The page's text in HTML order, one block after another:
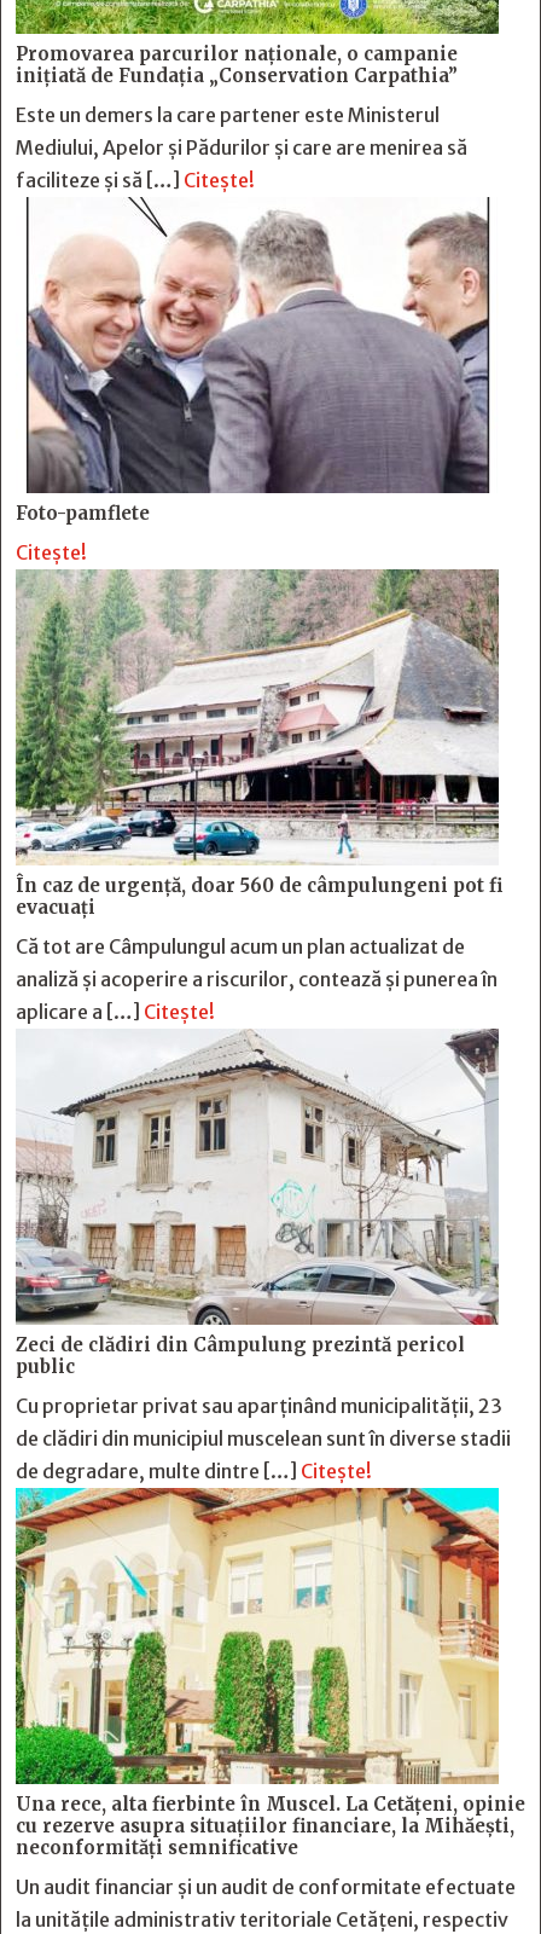
Promovarea parcurilor naționale, o campanie
inițiată de Fundația „Conservation Carpathia”
Este un demers la care partener este Ministerul
Mediului, Apelor și Pădurilor și care are menirea să
faciliteze și să […] Citește!
Foto-pamflete
Citește!
În caz de urgență, doar 560 de câmpulungeni pot fi
evacuați
Că tot are Câmpulungul acum un plan actualizat de
analiză și acoperire a riscurilor, contează și punerea în
aplicare a […] Citește!
Zeci de clădiri din Câmpulung prezintă pericol
public
Cu proprietar privat sau aparținând municipalității, 23
de clădiri din municipiul muscelean sunt în diverse stadii
de degradare, multe dintre […] Citește!
Una rece, alta fierbinte în Muscel. La Cetăţeni, opinie
cu rezerve asupra situaţiilor financiare, la Mihăeşti,
neconformităţi semnificative
Un audit financiar și un audit de conformitate efectuate
la unitățile administrativ teritoriale Cetățeni, respectiv